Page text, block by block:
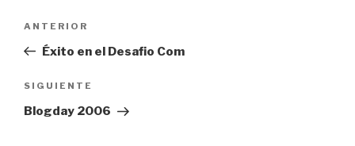
entradas
Entrada
anterior:
ANTERIOR
Éxito en el Desafio Com
Siguiente
entrada
SIGUIENTE
Blogday 2006